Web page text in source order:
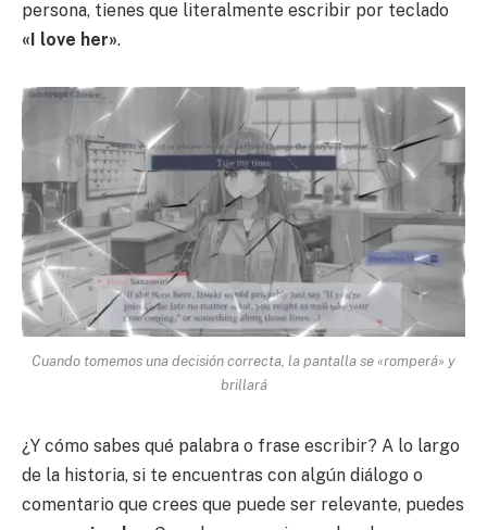
persona, tienes que literalmente escribir por teclado
«I love her».
Cuando tomemos una decisión correcta, la pantalla se «romperá» y
brillará
¿Y cómo sabes qué palabra o frase escribir? A lo largo
de la historia, si te encuentras con algún diálogo o
comentario que crees que puede ser relevante, puedes